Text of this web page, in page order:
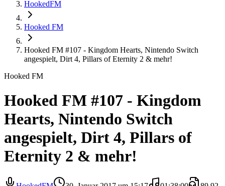
HookedFM
Hooked FM
Hooked FM #107 - Kingdom Hearts, Nintendo Switch
angespielt, Dirt 4, Pillars of Eternity 2 & mehr!
Hooked FM
Hooked FM #107 - Kingdom
Hearts, Nintendo Switch
angespielt, Dirt 4, Pillars of
Eternity 2 & mehr!